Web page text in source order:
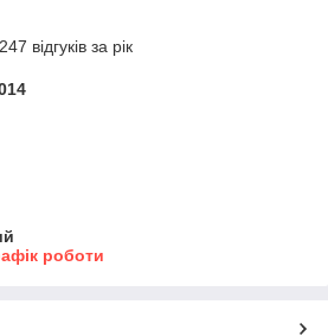
відгуків за рік
роботи